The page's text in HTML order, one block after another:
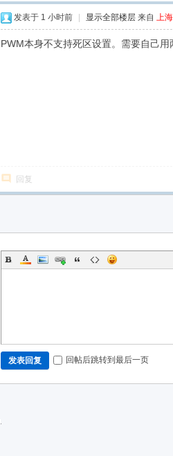
发表于 1 小时前 显示全部楼层来自 上海
PWM本身不支持死区设置。需要自己
回复
发表回复 回帖后跳转到最后一页